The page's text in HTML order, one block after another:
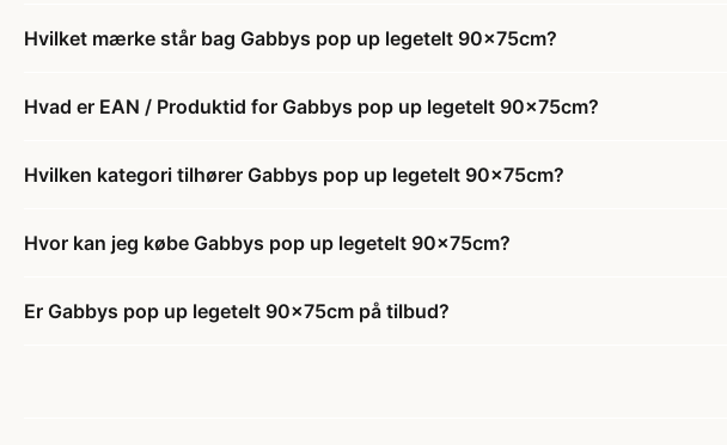
Hvilket mærke står bag Gabbys pop up legetelt 90x75cm?
Hvad er EAN / Produktid for Gabbys pop up legetelt 90x75cm?
Hvilken kategori tilhører Gabbys pop up legetelt 90x75cm?
Hvor kan jeg købe Gabbys pop up legetelt 90x75cm?
Er Gabbys pop up legetelt 90x75cm på tilbud?